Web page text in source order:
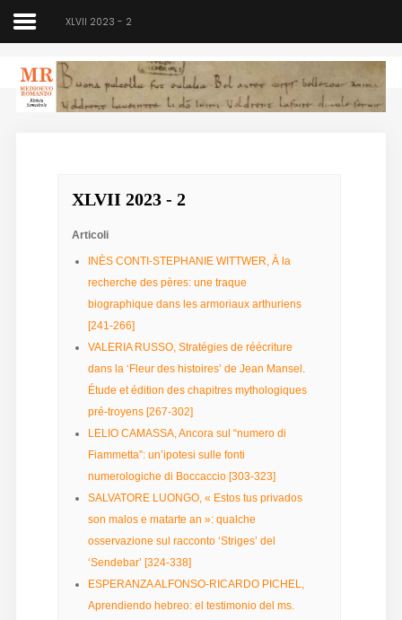
Medioevo Romanzo
Chi siamo
Direzione
Seminario
Diffusione
direzione@medioevoromanzo.it
XLVII 2023 - 2
XLVII 2023 - 2
Articoli
INÈS CONTI-STEPHANIE WITTWER, À la
recherche des pères: une traque
biographique dans les armoriaux arthuriens
[241-266]
VALERIA RUSSO, Stratégies de réécriture
dans la ‘Fleur des histoires’ de Jean Mansel.
Étude et édition des chapitres mythologiques
pré-troyens [267-302]
LELIO CAMASSA, Ancora sul “numero di
Fiammetta”: un’ipotesi sulle fonti
numerologiche di Boccaccio [303-323]
SALVATORE LUONGO, « Estos tus privados
son malos e matarte an »: qualche
osservazione sul racconto ‘Striges’ del
‘Sendebar’ [324-338]
ESPERANZA ALFONSO-RICARDO PICHEL,
Aprendiendo hebreo: el testimonio del ms.